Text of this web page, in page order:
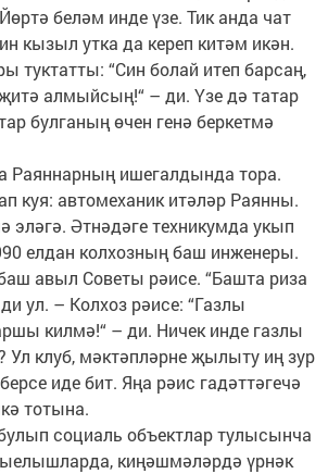
беләм инде үзе. Тик анда чат
кызыл утка да кереп китәм икән.
туктатты: “Син болай итеп барсаң,
алмыйсың!“ – ди. Үзе дә татар
булганың өчен генә беркетмә
Раяннарның ишегалдында тора.
куя: автомеханик итәләр Раянны.
эләгә. Әтнәдәге техникумда укып
елдан колхозның баш инженеры.
авыл Советы рәисе. “Башта риза
ул. – Колхоз рәисе: “Газлы
килмә!“ – ди. Ничек инде газлы
Ул клуб, мәктәпләрне җылыту иң зур
иде бит. Яңа рәис гадәттәгечә
тотына.
социаль объектлар тулысынча
киңәшмәләрдә үрнәк